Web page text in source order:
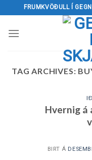
yfir
FRUMKVÖÐULL Í
TAG ARCHIVES:
Hvernig á
BIRT Á